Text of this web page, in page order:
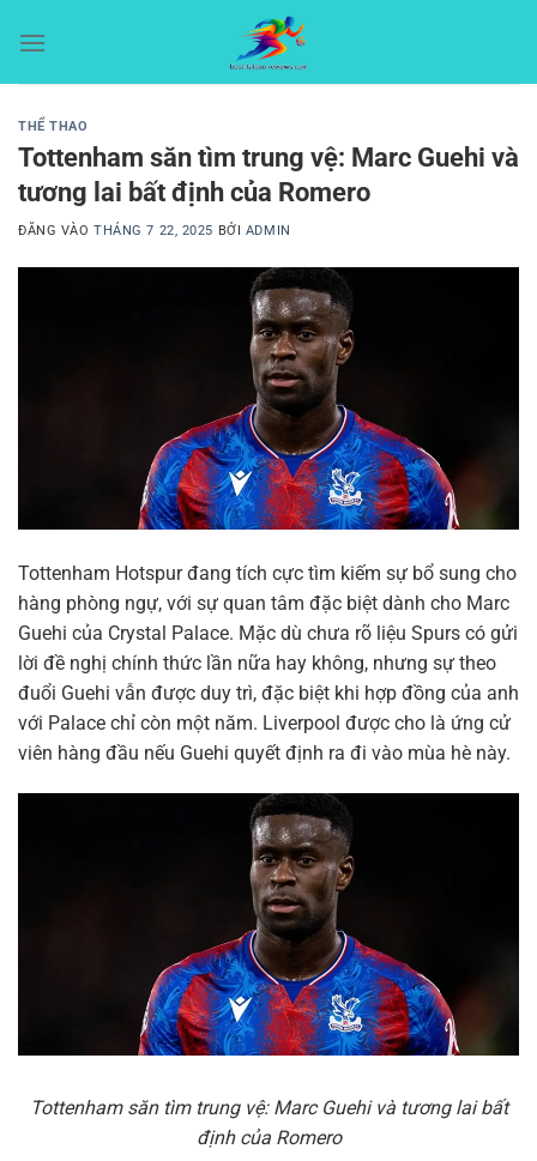
qua
THỂ THAO
Tottenham săn tìm trung vệ: Marc Guehi và
tương lai bất định của Romero
ĐĂNG VÀOTHÁNG 7 22, 2025 BỞI ADMIN
Tottenham Hotspur đang tích cực tìm kiếm sự bổ sung cho
hàng phòng ngự, với sự quan tâm đặc biệt dành cho Marc
Guehi của Crystal Palace. Mặc dù chưa rõ liệu Spurs có gửi
lời đề nghị chính thức lần nữa hay không, nhưng sự theo
đuổi Guehi vẫn được duy trì, đặc biệt khi hợp đồng của anh
với Palace chỉ còn một năm. Liverpool được cho là ứng cử
viên hàng đầu nếu Guehi quyết định ra đi vào mùa hè này.
Tottenham săn tìm trung vệ: Marc Guehi và tương lai bất
định của Romero